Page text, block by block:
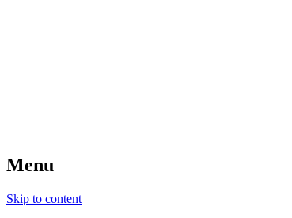
Menu
Skip to content